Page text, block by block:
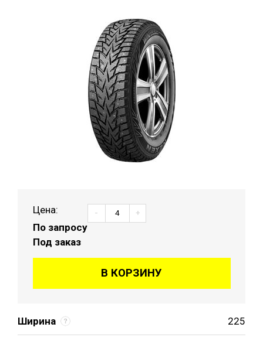
Ширина 225
Цена:
По запросу
Под заказ
- +
В КОРЗИНУ